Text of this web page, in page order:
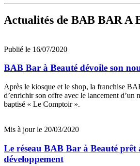
Actualités de BAB BAR A
Publié le 16/07/2020
BAB Bar à Beauté dévoile son
Après le kiosque et le shop, la franchise
d’enrichir son offre avec le lancement d’un
baptisé « Le Comptoir ».
Mis à jour le 20/03/2020
Le réseau BAB Bar à Beauté prêt
développement